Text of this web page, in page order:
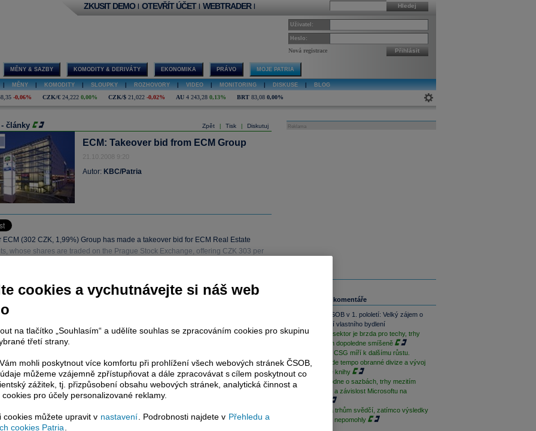
Hledej
ZKUSIT DEMO | OTEVŘÍT ÚČET | WEBTRADER |
Uživatel:
Heslo:
Nová registrace Přihlásit
MĚNY & SAZBY KOMODITY & DERIVÁTY EKONOMIKA PRÁVO MOJE PATRIA
MĚNY KOMODITY SLOUPKY ROZHOVORY VIDEO MONITORING DISKUSE BLOG
-0,06% CZK/€ 24,222 0,00% CZK/$ 21,022 -0,02% AU 4 243,28 0,13% BRT 83,08 0,00%
Zpět Tisk Diskutuj
- články
ECM: Takeover bid from ECM Group
21.10.2008 9:20
Autor: KBC/Patria
ECM (302 CZK, 1,99%) Group has made a takeover bid for ECM Real Estate
whose shares are traded on the Prague Stock Exchange, offering CZK 303 per
článku je dostupné jen klientům placených služeb
služeb, potom je nutné sePřihlásit.
kekompletnímu zpravodajství
bez jakýchkoliv omezení. Veškeré
komentáře a horké zprávy jsou
terminálovou metodou (bez nutnosti obnovovat stránku) bez
a v plné verzi.
Reklama
Související komentáře
Skupina ČSOB v 1. pololetí: Velký zájem o
financování vlastního bydlení
Paměťový sektor je brzda pro techy, trhy
jsou na tom dopoledne smíšeně
PREVIEW: CSG míří k dalšímu růstu.
Klíčové bude tempo obranné divize a vývoj
zakázkové knihy
ČNB rozhodne o sazbách, trhy mezitím
sledují Írán a závislost Microsoftu na
Geopolitika trhům svědčí, zatímco výsledky
sentimentu nepomohly
cookies a vychutnávejte si náš web
na tlačítko „Souhlasím“ a udělíte souhlas se zpracováním cookies pro skupinu
třetí strany.
mohli poskytnout více komfortu při prohlížení všech webových stránek ČSOB,
můžeme vzájemně zpřístupňovat a dále zpracovávat s cílem poskytnout co
zážitek, tj. přizpůsobení obsahu webových stránek, analytická činnost a
pro účely personalizované reklamy.
cookies můžete upravit v nastavení . Podrobnosti najdete v Přehledu a
cookies Patria